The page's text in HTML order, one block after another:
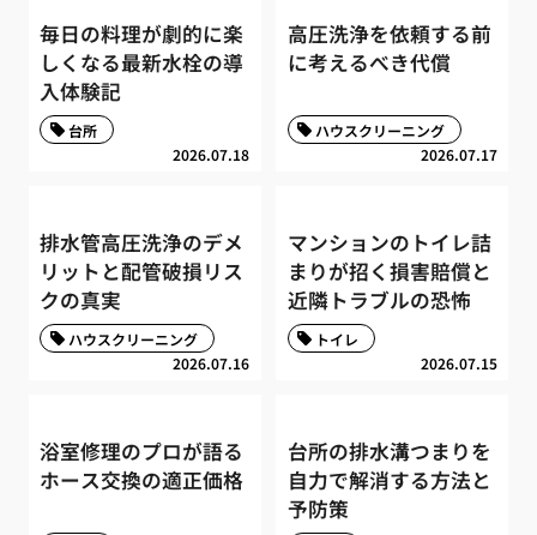
毎日の料理が劇的に楽
しくなる最新水栓の導
入体験記
2026.07.18
台所
高圧洗浄を依頼する前
に考えるべき代償
2026.07.17
ハウスクリーニング
排水管高圧洗浄のデメ
リットと配管破損リス
クの真実
2026.07.16
ハウスクリーニング
マンションのトイレ詰
まりが招く損害賠償と
近隣トラブルの恐怖
2026.07.15
トイレ
浴室修理のプロが語る
ホース交換の適正価格
台所の排水溝つまりを
自力で解消する方法と
予防策